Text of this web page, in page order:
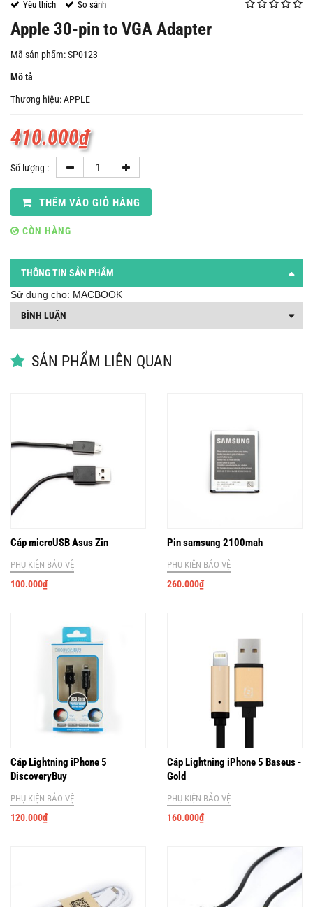
Yêu thích So sánh
Apple 30-pin to VGA Adapter
Mã sản phẩm: SP0123
Mô tả
Thương hiệu: APPLE
410.000₫
Số lượng :
THÊM VÀO GIỎ HÀNG
CÒN HÀNG
THÔNG TIN SẢN PHẨM
Sử dụng cho: MACBOOK
BÌNH LUẬN
SẢN PHẨM LIÊN QUAN
Cáp microUSB Asus Zin
PHỤ KIỆN BẢO VỆ
100.000₫
Pin samsung 2100mah
PHỤ KIỆN BẢO VỆ
260.000₫
Cáp Lightning iPhone 5
DiscoveryBuy
PHỤ KIỆN BẢO VỆ
120.000₫
Cáp Lightning iPhone 5 Baseus -
Gold
PHỤ KIỆN BẢO VỆ
160.000₫